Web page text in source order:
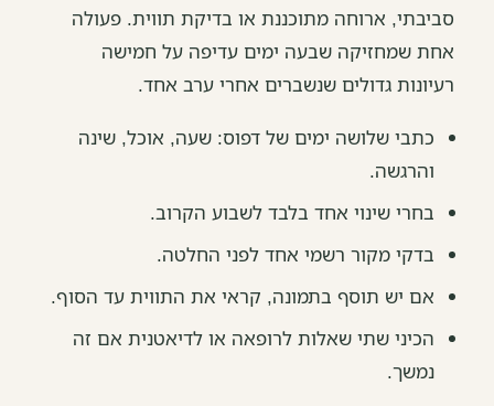
סביבתי, ארוחה מתוכננת או בדיקת תווית. פעולה
אחת שמחזיקה שבעה ימים עדיפה על חמישה
רעיונות גדולים שנשברים אחרי ערב אחד.
כתבי שלושה ימים של דפוס: שעה, אוכל, שינה
והרגשה.
בחרי שינוי אחד בלבד לשבוע הקרוב.
בדקי מקור רשמי אחד לפני החלטה.
אם יש תוסף בתמונה, קראי את התווית עד הסוף.
הכיני שתי שאלות לרופאה או לדיאטנית אם זה
נמשך.